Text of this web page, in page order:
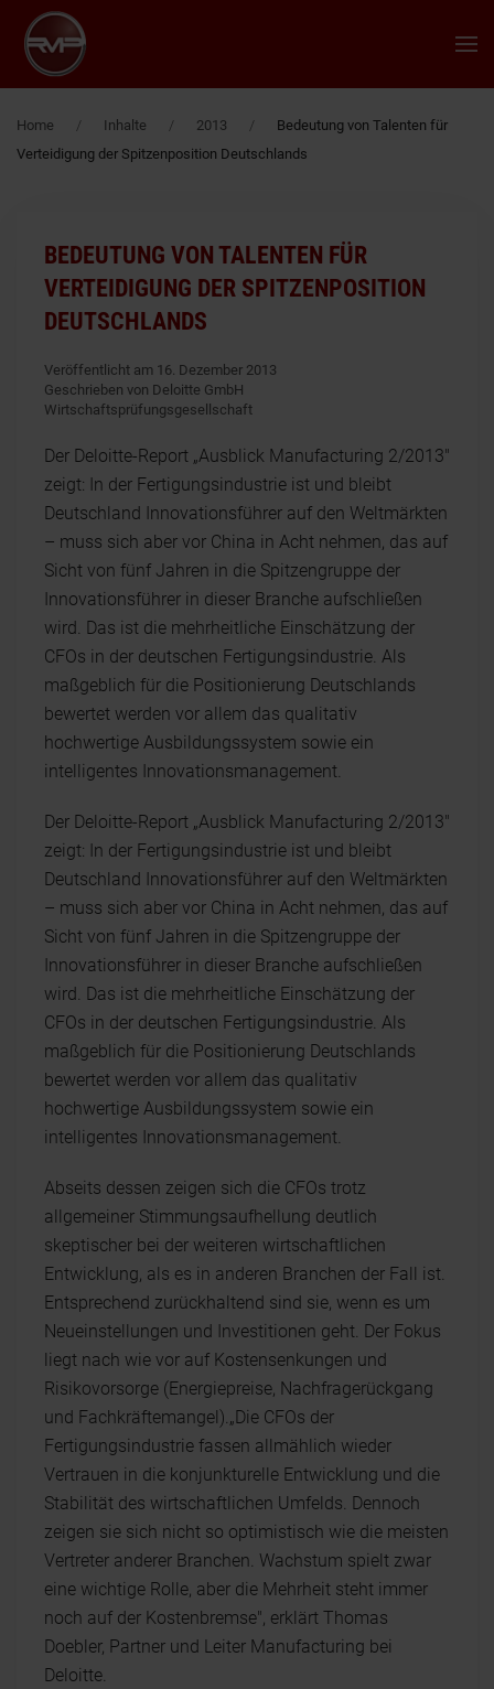
Zum Hauptinhalt springen
Home Inhalte 2013
Bedeutung von Talenten für
Verteidigung der Spitzenposition Deutschlands
BEDEUTUNG VON TALENTEN FÜR
VERTEIDIGUNG DER SPITZENPOSITION
DEUTSCHLANDS
Veröffentlicht am 16. Dezember 2013
Geschrieben von Deloitte GmbH
Wirtschaftsprüfungsgesellschaft
Der Deloitte-Report „Ausblick Manufacturing 2/2013"
zeigt: In der Fertigungsindustrie ist und bleibt
Deutschland Innovationsführer auf den Weltmärkten
– muss sich aber vor China in Acht nehmen, das auf
Sicht von fünf Jahren in die Spitzengruppe der
Innovationsführer in dieser Branche aufschließen
wird. Das ist die mehrheitliche Einschätzung der
CFOs in der deutschen Fertigungsindustrie. Als
maßgeblich für die Positionierung Deutschlands
bewertet werden vor allem das qualitativ
hochwertige Ausbildungssystem sowie ein
intelligentes Innovationsmanagement.
Der Deloitte-Report „Ausblick Manufacturing 2/2013"
zeigt: In der Fertigungsindustrie ist und bleibt
Deutschland Innovationsführer auf den Weltmärkten
– muss sich aber vor China in Acht nehmen, das auf
Sicht von fünf Jahren in die Spitzengruppe der
Innovationsführer in dieser Branche aufschließen
wird. Das ist die mehrheitliche Einschätzung der
CFOs in der deutschen Fertigungsindustrie. Als
maßgeblich für die Positionierung Deutschlands
bewertet werden vor allem das qualitativ
hochwertige Ausbildungssystem sowie ein
intelligentes Innovationsmanagement.
Abseits dessen zeigen sich die CFOs trotz
allgemeiner Stimmungsaufhellung deutlich
skeptischer bei der weiteren wirtschaftlichen
Entwicklung, als es in anderen Branchen der Fall ist.
Entsprechend zurückhaltend sind sie, wenn es um
Neueinstellungen und Investitionen geht. Der Fokus
liegt nach wie vor auf Kostensenkungen und
Risikovorsorge (Energiepreise, Nachfragerückgang
und Fachkräftemangel).„Die CFOs der
Fertigungsindustrie fassen allmählich wieder
Vertrauen in die konjunkturelle Entwicklung und die
Stabilität des wirtschaftlichen Umfelds. Dennoch
zeigen sie sich nicht so optimistisch wie die meisten
Vertreter anderer Branchen. Wachstum spielt zwar
eine wichtige Rolle, aber die Mehrheit steht immer
noch auf der Kostenbremse", erklärt Thomas
Doebler, Partner und Leiter Manufacturing bei
Deloitte.